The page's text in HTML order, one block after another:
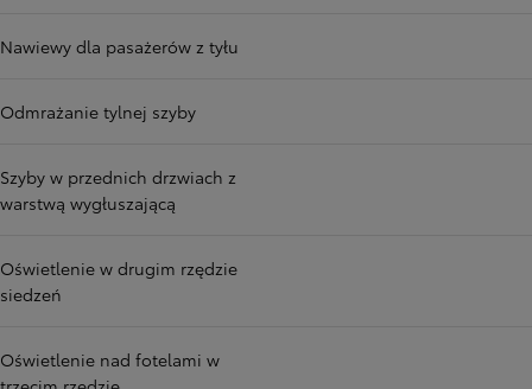
Nawiewy dla pasażerów z tyłu
Odmrażanie tylnej szyby
Szyby w przednich drzwiach z
warstwą wygłuszającą
Oświetlenie w drugim rzędzie
siedzeń
Oświetlenie nad fotelami w